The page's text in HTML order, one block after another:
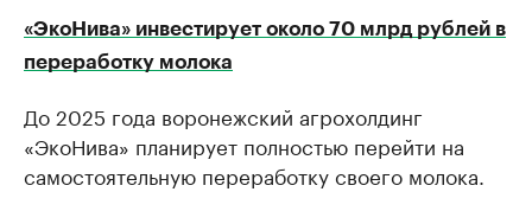
«ЭкоНива» инвестирует около 70 млрд рублей в
переработку молока
До 2025 года воронежский агрохолдинг
«ЭкоНива» планирует полностью перейти на
самостоятельную переработку своего молока.